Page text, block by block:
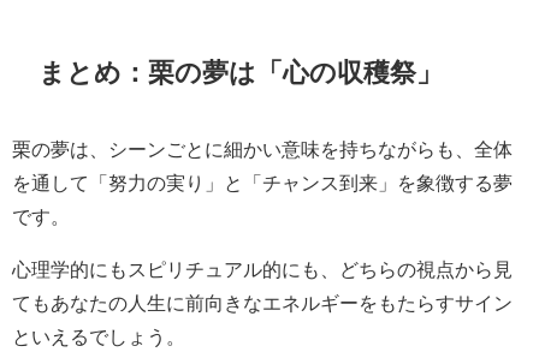
まとめ：栗の夢は「心の収穫祭」
栗の夢は、シーンごとに細かい意味を持ちながらも、全体
を通して「努力の実り」と「チャンス到来」を象徴する夢
です。
心理学的にもスピリチュアル的にも、どちらの視点から見
てもあなたの人生に前向きなエネルギーをもたらすサイン
といえるでしょう。